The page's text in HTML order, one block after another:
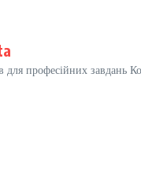
професійних завдань